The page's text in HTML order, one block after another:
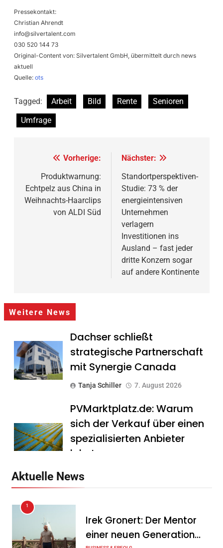
Pressekontakt:
Christian Ahrendt
info@silvertalent.com
030 520 144 73
Original-Content von: Silvertalent GmbH, übermittelt durch news
aktuell
Quelle: ots
Tagged: Arbeit Bild Rente
Senioren
Umfrage
Beitragsnavigation
Vorherige:
Produktwarnung:
Echtpelz aus China in
Weihnachts-Haarclips
von ALDI Süd
Nächster:
Standortperspektiven-
Studie: 73 % der
energieintensiven
Unternehmen
verlagern
Investitionen ins
Ausland – fast jeder
dritte Konzern sogar
auf andere Kontinente
Weitere News
Dachser schließt
strategische Partnerschaft
mit Synergie Canada
Tanja Schiller 7. August 2026
PVMarktplatz.de: Warum
sich der Verkauf über einen
spezialisierten Anbieter
lohnt
Mitarbeitergespräch pro
Jahr nichts verändert – und
Aktuelle News
1
Irek Gronert: Der Mentor
einer neuen Generation